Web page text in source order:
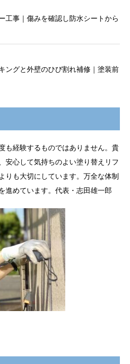
工事｜傷みを確認し防水シートから
ングと外壁のひび割れ補修｜塗装前
も経験するものではありません。貴
安心して気持ちのよい塗り替えリフ
りも大切にしています。万全な体制
進めています。代表・志田雄一郎